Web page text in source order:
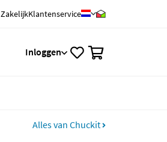
ZakelijkKlantenservice
Inloggen
Alles van Chuckit